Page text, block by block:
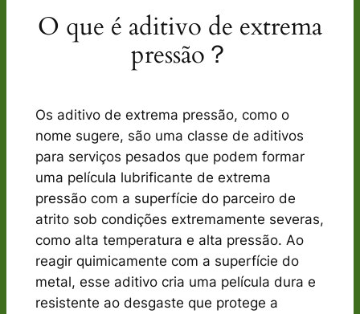
O que é aditivo de extrema
pressão？
Os aditivo de extrema pressão, como o
nome sugere, são uma classe de aditivos
para serviços pesados que podem formar
uma película lubrificante de extrema
pressão com a superfície do parceiro de
atrito sob condições extremamente severas,
como alta temperatura e alta pressão. Ao
reagir quimicamente com a superfície do
metal, esse aditivo cria uma película dura e
resistente ao desgaste que protege a